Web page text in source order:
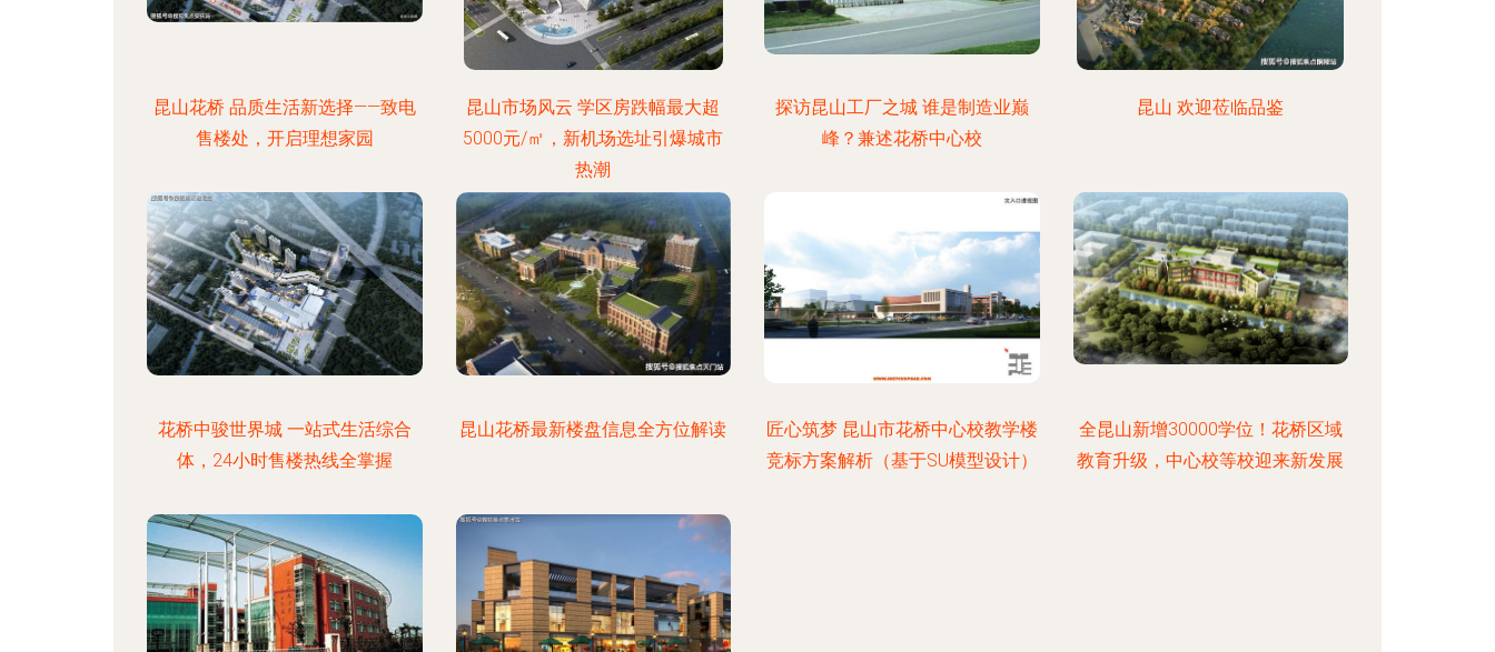
昆山花桥 品质生活新选择——致电
售楼处，开启理想家园
昆山市场风云 学区房跌幅最大超
5000元/㎡，新机场选址引爆城市
热潮
探访昆山工厂之城 谁是制造业巅
峰？兼述花桥中心校
昆山 欢迎莅临品鉴
花桥中骏世界城 一站式生活综合
体，24小时售楼热线全掌握
昆山花桥最新楼盘信息全方位解读
匠心筑梦 昆山市花桥中心校教学楼
竞标方案解析（基于SU模型设计）
全昆山新增30000学位！花桥区域
教育升级，中心校等校迎来新发展